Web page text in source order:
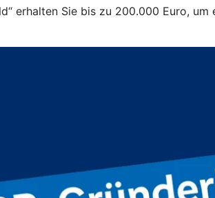
erhalten Sie bis zu 200.000 Euro,